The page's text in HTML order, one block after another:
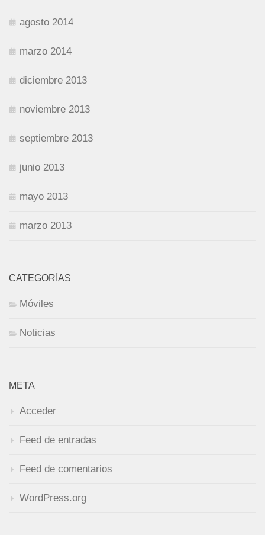
agosto 2014
marzo 2014
diciembre 2013
noviembre 2013
septiembre 2013
junio 2013
mayo 2013
marzo 2013
CATEGORÍAS
Móviles
Noticias
META
Acceder
Feed de entradas
Feed de comentarios
WordPress.org